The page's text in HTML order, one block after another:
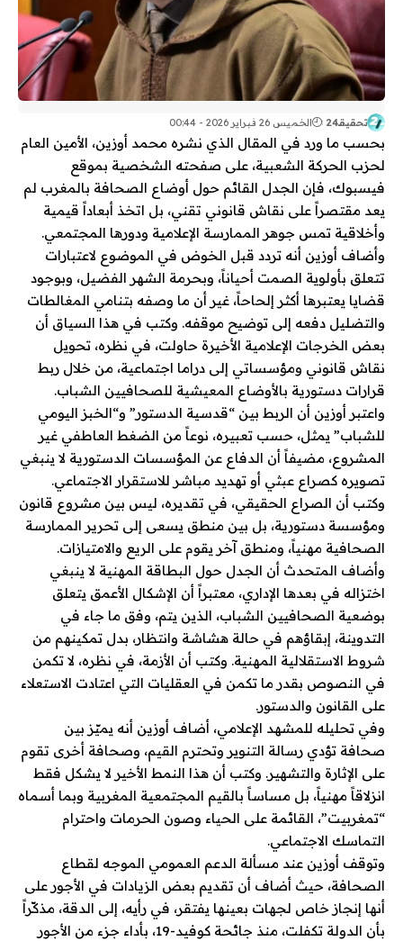
تحقيقـ24 الخميس 26 فبراير 2026 - 00:44
بحسب ما ورد في المقال الذي نشره محمد أوزين، الأمين العام
لحزب الحركة الشعبية، على صفحته الشخصية بموقع
فيسبوك، فإن الجدل القائم حول أوضاع الصحافة بالمغرب لم
يعد مقتصراً على نقاش قانوني تقني، بل اتخذ أبعاداً قيمية
وأخلاقية تمس جوهر الممارسة الإعلامية ودورها المجتمعي.
وأضاف أوزين أنه تردد قبل الخوض في الموضوع لاعتبارات
تتعلق بأولوية الصمت أحياناً، وبحرمة الشهر الفضيل، وبوجود
قضايا يعتبرها أكثر إلحاحاً، غير أن ما وصفه بتنامي المغالطات
والتضليل دفعه إلى توضيح موقفه. وكتب في هذا السياق أن
بعض الخرجات الإعلامية الأخيرة حاولت، في نظره، تحويل
نقاش قانوني ومؤسساتي إلى دراما اجتماعية، من خلال ربط
قرارات دستورية بالأوضاع المعيشية للصحافيين الشباب.
واعتبر أوزين أن الربط بين “قدسية الدستور” و“الخبز اليومي
للشباب” يمثل، حسب تعبيره، نوعاً من الضغط العاطفي غير
المشروع، مضيفاً أن الدفاع عن المؤسسات الدستورية لا ينبغي
تصويره كصراع عبثي أو تهديد مباشر للاستقرار الاجتماعي.
وكتب أن الصراع الحقيقي، في تقديره، ليس بين مشروع قانون
ومؤسسة دستورية، بل بين منطق يسعى إلى تحرير الممارسة
الصحافية مهنياً، ومنطق آخر يقوم على الريع والامتيازات.
وأضاف المتحدث أن الجدل حول البطاقة المهنية لا ينبغي
اختزاله في بعدها الإداري، معتبراً أن الإشكال الأعمق يتعلق
بوضعية الصحافيين الشباب، الذين يتم، وفق ما جاء في
التدوينة، إبقاؤهم في حالة هشاشة وانتظار، بدل تمكينهم من
شروط الاستقلالية المهنية. وكتب أن الأزمة، في نظره، لا تكمن
في النصوص بقدر ما تكمن في العقليات التي اعتادت الاستعلاء
على القانون والدستور.
وفي تحليله للمشهد الإعلامي، أضاف أوزين أنه يميّز بين
صحافة تؤدي رسالة التنوير وتحترم القيم، وصحافة أخرى تقوم
على الإثارة والتشهير. وكتب أن هذا النمط الأخير لا يشكل فقط
انزلاقاً مهنياً، بل مساساً بالقيم المجتمعية المغربية وبما أسماه
“تمغربيت”، القائمة على الحياء وصون الحرمات واحترام
التماسك الاجتماعي.
وتوقف أوزين عند مسألة الدعم العمومي الموجه لقطاع
الصحافة، حيث أضاف أن تقديم بعض الزيادات في الأجور على
أنها إنجاز خاص لجهات بعينها يفتقر، في رأيه، إلى الدقة، مذكّراً
بأن الدولة تكفلت، منذ جائحة كوفيد-19، بأداء جزء من الأجور